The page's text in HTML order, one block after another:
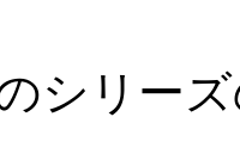
シリー